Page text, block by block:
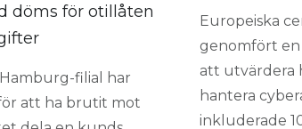
döms för otillåten
filial har
att ha brutit mot
Europeiska
genomfört
att utvärdera
hantera
inkluderade